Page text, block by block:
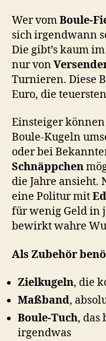
Wer vomBoule-
sich irgendwann
Die gibt’s kaum
nur von
Turnieren. Diese
Euro, die
Einsteiger
Boule-Kugeln
oder bei
Schnäppchen
die Jahre
eine Politur mit
für wenig Geld in
bewirkt wahre
Als Zubehör
Zielkugeln, die
Maßband,
Boule-Tuch, das
irgendwas